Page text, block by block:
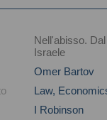
Nell'abisso.
Israele
Omer Bartov
Law,
I Robinson